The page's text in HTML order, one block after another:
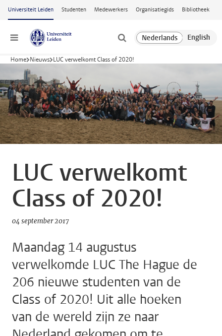
Ga naar hoofdinhoud
Universiteit Leiden Studenten Medewerkers Organisatiegids Bibliotheek
Menu
Home Nieuws LUC verwelkomt Class of 2020!
LUC verwelkomt
Class of 2020!
04 september 2017
Maandag 14 augustus
verwelkomde LUC The Hague de
206 nieuwe studenten van de
Class of 2020! Uit alle hoeken
van de wereld zijn ze naar